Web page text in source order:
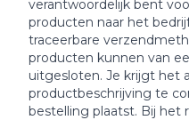
verantwoordelijk bent
producten naar het
traceerbare
producten kunnen van
uitgesloten. Je krijgt het
productbeschrijving te
bestelling plaatst. Bij het